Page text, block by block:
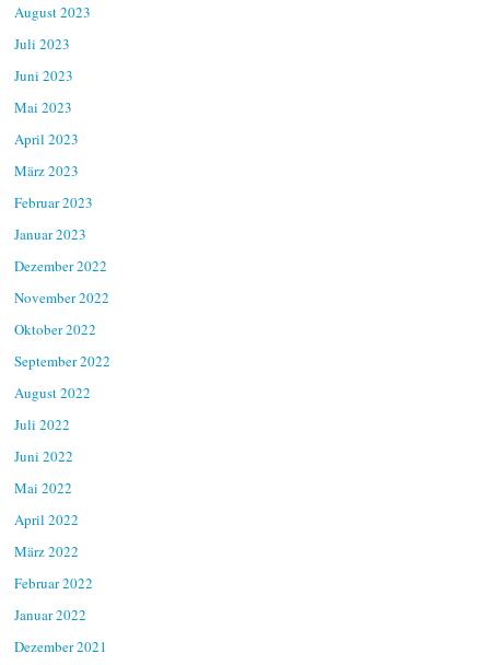
August 2023
Juli 2023
Juni 2023
Mai 2023
April 2023
März 2023
Februar 2023
Januar 2023
Dezember 2022
November 2022
Oktober 2022
September 2022
August 2022
Juli 2022
Juni 2022
Mai 2022
April 2022
März 2022
Februar 2022
Januar 2022
Dezember 2021